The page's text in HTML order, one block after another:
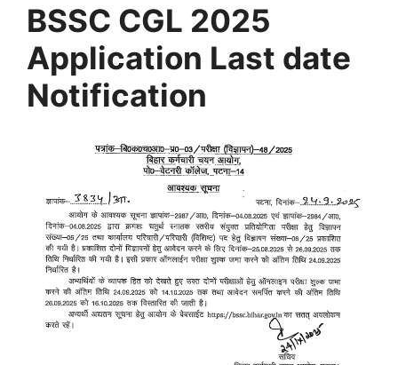
BSSC CGL 2025
Application Last date
Notification